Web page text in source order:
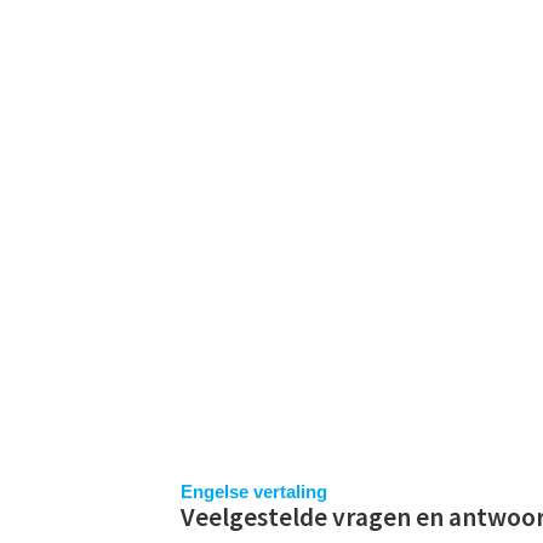
Engelse vertaling
Veelgestelde vragen en